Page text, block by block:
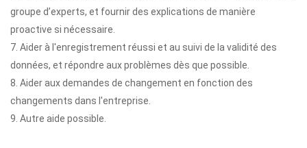
groupe d’experts, et fournir des explications de manière
proactive si nécessaire.
7. Aider à l'enregistrement réussi et au suivi de la validité des
données, et répondre aux problèmes dès que possible.
8. Aider aux demandes de changement en fonction des
changements dans l'entreprise.
9. Autre aide possible.